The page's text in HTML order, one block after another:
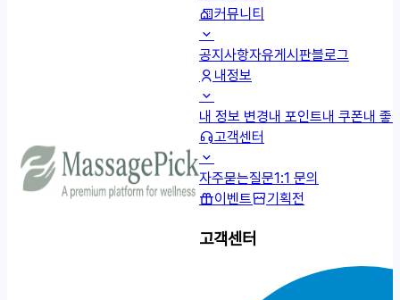
커뮤니티
공지사항자유게시판블로그
내정보
내 정보 변경내 포인트내 쿠폰내 좋
고객센터
자주묻는질문1:1 문의
이벤트
기획전
고객센터